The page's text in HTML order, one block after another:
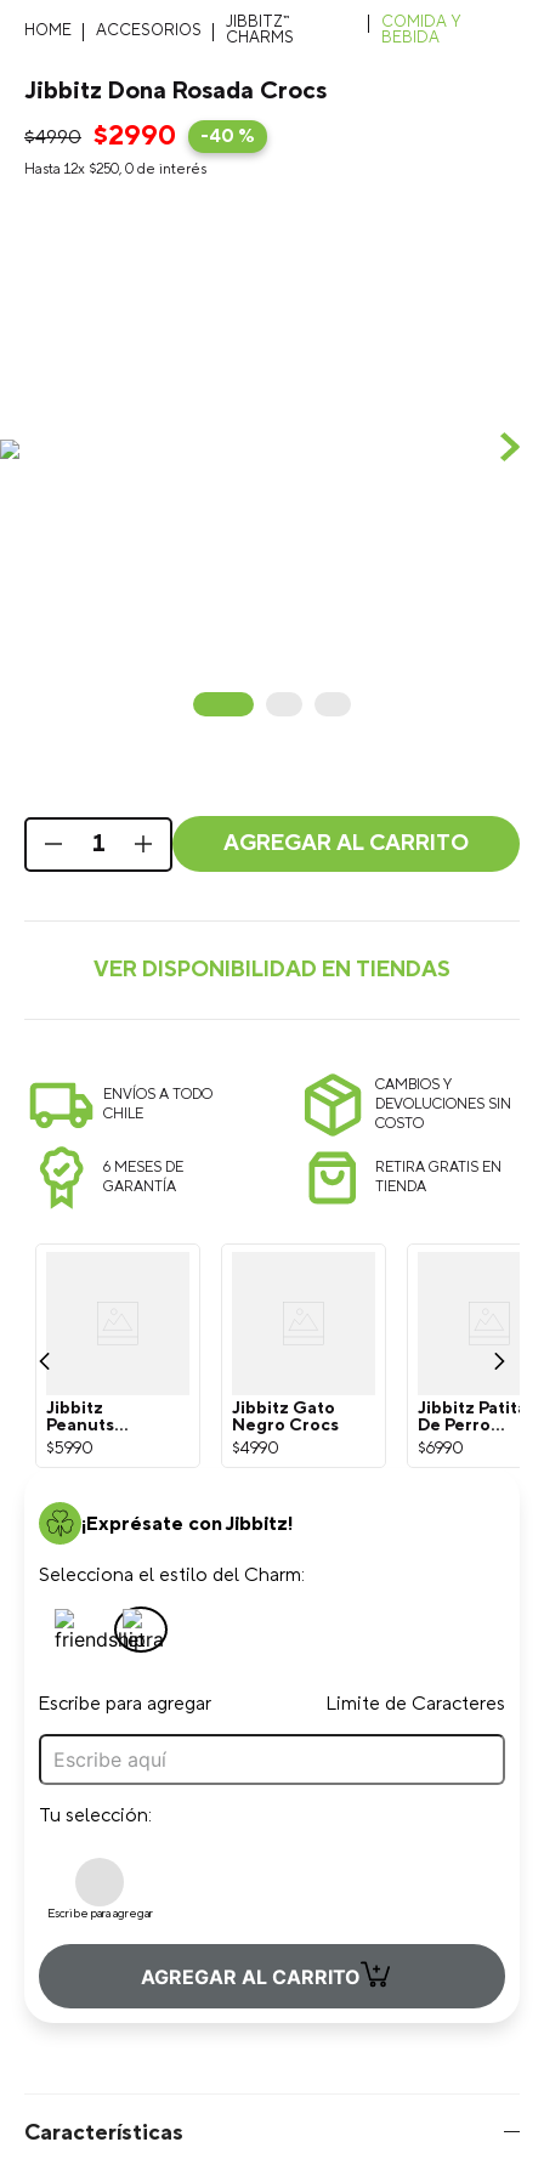
ACCESORIOS
JIBBITZ™
CHARMS
COMIDA Y
BEBIDA
Jibbitz Dona Rosada Crocs
$4990 $2990 -40 %
Hasta 12x $250, 0 de interés
AGREGAR AL CARRITO
ENVÍOS A TODO
CHILE
CAMBIOS Y
DEVOLUCIONES SIN
COSTO
6 MESES DE
GARANTÍA
RETIRA GRATIS EN
TIENDA
Jibbitz
Peanuts
Snoopy
Blanco Crocs
$5990
Jibbitz Gato
Negro Crocs
$4990
Jibbitz Patita
De Perro
Dorada Crocs
$6990
¡Exprésate con Jibbitz!
Selecciona el estilo del Charm:
Escribe para agregar Limite de Caracteres
Tu selección:
Escribe para agregar
AGREGAR AL CARRITO +
Características